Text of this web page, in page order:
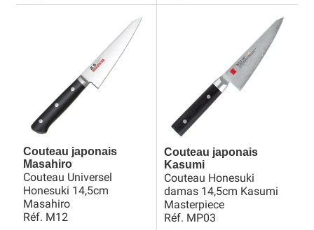
Revue de presse
Téléchargements
Thank you for booking
Tous les articles
Trouver mon couteau
Couteau japonais
Masahiro
Couteau Universel
Honesuki 14,5cm
Masahiro
Réf. M12
Couteau japonais
Kasumi
Couteau Honesuki
damas 14,5cm Kasumi
Masterpiece
Réf. MP03